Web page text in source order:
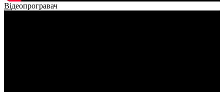
Відеопрогравач